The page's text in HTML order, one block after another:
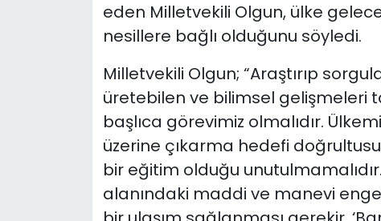
eden Milletvekili Olgun, ülke
nesillere bağlı olduğunu söyledi.
Milletvekili Olgun; “Araştırıp
üretebilen ve bilimsel gelişmeleri
başlıca görevimiz olmalıdır.
üzerine çıkarma hedefi
bir eğitim olduğu
alanındaki maddi ve manevi